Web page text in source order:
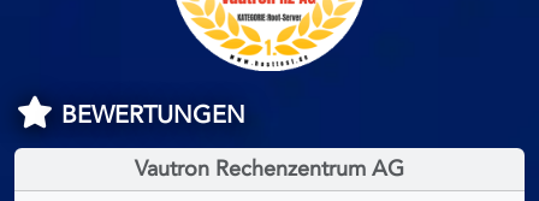
BEWERTUNGEN
Vautron Rechenzentrum AG